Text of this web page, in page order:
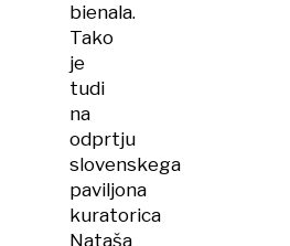
bienala.
Tako
je
tudi
na
odprtju
slovenskega
paviljona
kuratorica
Nataša